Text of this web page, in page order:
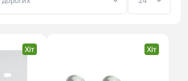
Хіт Хіт